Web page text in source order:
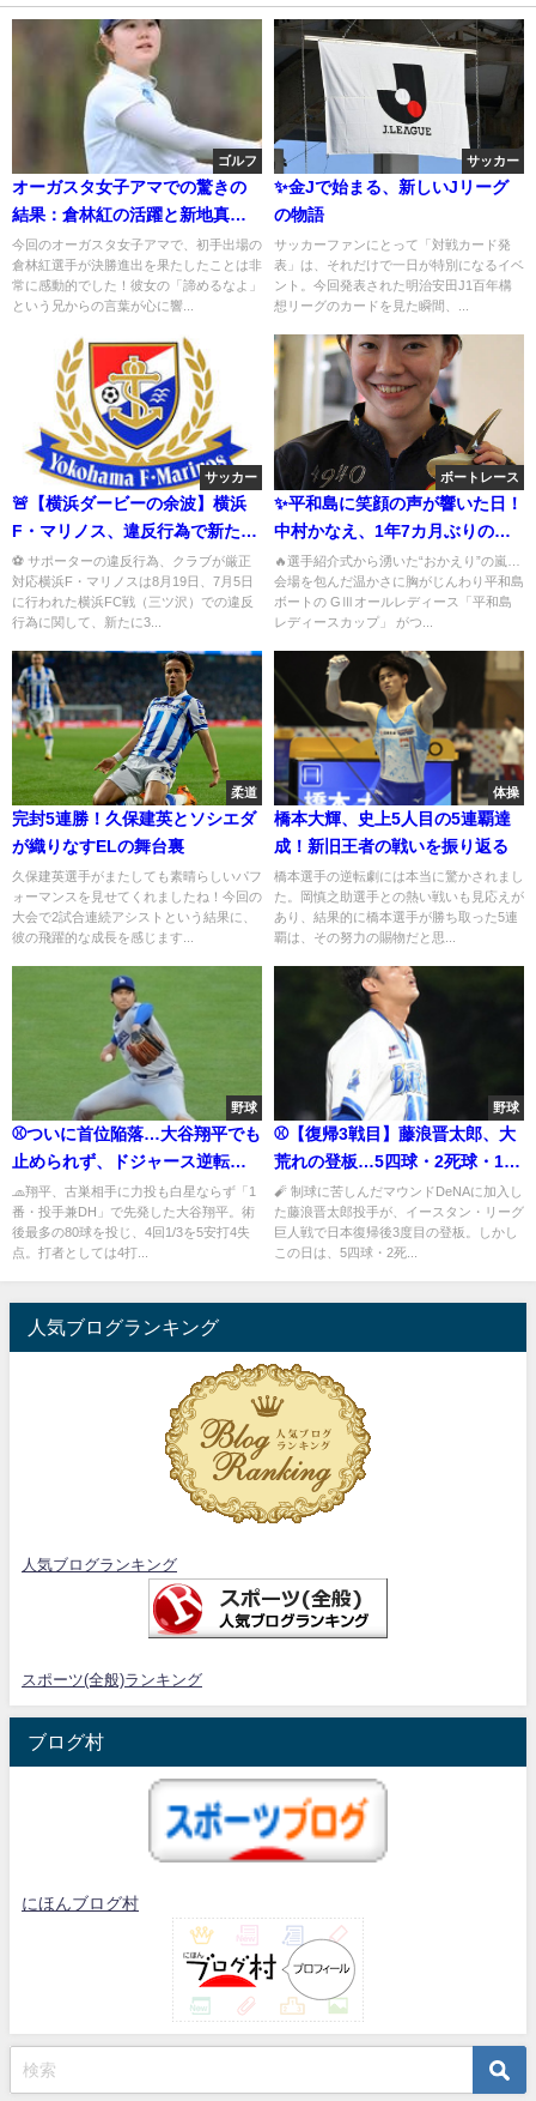
ゴルフ
オーガスタ女子アマでの驚きの
結果：倉林紅の活躍と新地真美
夏の決勝進出
今回のオーガスタ女子アマで、初手出場の
倉林紅選手が決勝進出を果たしたことは非
常に感動的でした！彼女の「諦めるなよ」
という兄からの言葉が心に響...
サッカー
✨金Jで始まる、新しいJリーグ
の物語
サッカーファンにとって「対戦カード発
表」は、それだけで一日が特別になるイベ
ント。今回発表された明治安田J1百年構
想リーグのカードを見た瞬間、...
サッカー
🚨【横浜ダービーの余波】横浜
F・マリノス、違反行為で新たに
3人を無期限入場禁止に 処分者
は合計72人に
⚽ サポーターの違反行為、クラブが厳正
対応横浜F・マリノスは8月19日、7月5日
に行われた横浜FC戦（三ツ沢）での違反
行為に関して、新たに3...
ボートレース
✨平和島に笑顔の声が響いた日！
中村かなえ、1年7カ月ぶりの復
帰へ「お久しぶりです」
🔥選手紹介式から湧いた“おかえり”の嵐…
会場を包んだ温かさに胸がじんわり平和島
ボートの GⅢオールレディース「平和島
レディースカップ」 がつ...
柔道
完封5連勝！久保建英とソシエダ
が織りなすELの舞台裏
久保建英選手がまたしても素晴らしいパフ
ォーマンスを見せてくれましたね！今回の
大会で2試合連続アシストという結果に、
彼の飛躍的な成長を感じます...
体操
橋本大輝、史上5人目の5連覇達
成！新旧王者の戦いを振り返る
橋本選手の逆転劇には本当に驚かされまし
た。岡慎之助選手との熱い戦いも見応えが
あり、結果的に橋本選手が勝ち取った5連
覇は、その努力の賜物だと思...
野球
⚾ついに首位陥落…大谷翔平でも
止められず、ドジャース逆転負
けで4連敗
🧢翔平、古巣相手に力投も白星ならず「1
番・投手兼DH」で先発した大谷翔平。術
後最多の80球を投じ、4回1/3を5安打4失
点。打者としては4打...
野球
⚾【復帰3戦目】藤浪晋太郎、大
荒れの登板…5四球・2死球・1暴
投で無念の降板
🧨 制球に苦しんだマウンドDeNAに加入し
た藤浪晋太郎投手が、イースタン・リーグ
巨人戦で日本復帰後3度目の登板。しかし
この日は、5四球・2死...
人気ブログランキング
人気ブログランキング
スポーツ(全般)ランキング
ブログ村
にほんブログ村